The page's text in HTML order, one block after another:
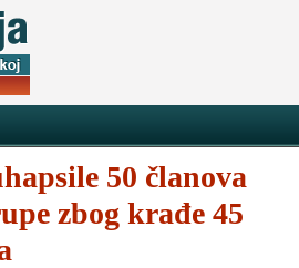
50 članova
zbog krađe 45